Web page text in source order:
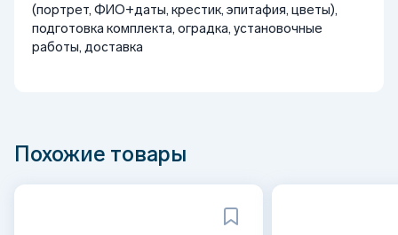
(портрет, ФИО+даты, крестик, эпитафия, цветы),
подготовка комплекта, оградка, установочные
работы, доставка
Похожие товары